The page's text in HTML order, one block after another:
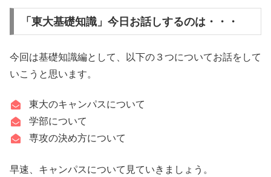
「東大基礎知識」今日お話しするのは・・・
今回は基礎知識編として、以下の３つについてお話をして
いこうと思います。
東大のキャンパスについて
学部について
専攻の決め方について
早速、キャンパスについて見ていきましょう。